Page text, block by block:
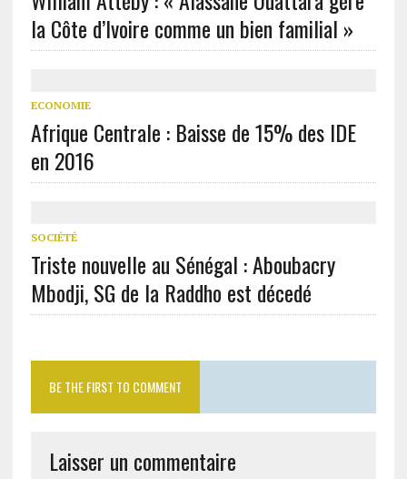
la Côte d’Ivoire comme un bien familial »
ECONOMIE
Afrique Centrale : Baisse de 15% des IDE
en 2016
SOCIÉTÉ
Triste nouvelle au Sénégal : Aboubacry
Mbodji, SG de la Raddho est décedé
BE THE FIRST TO COMMENT
Laisser un commentaire